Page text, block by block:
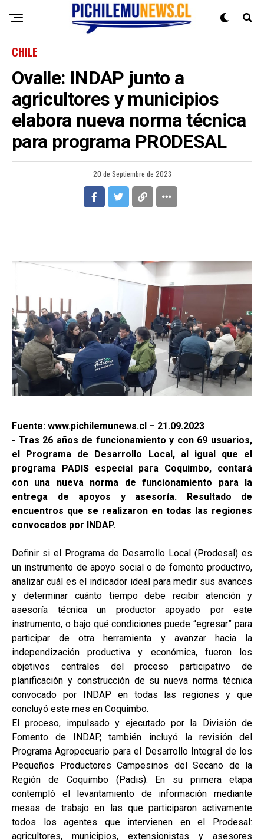
CHILE
Ovalle: INDAP junto a
agricultores y municipios
elabora nueva norma técnica
para programa PRODESAL
20 de Septiembre de 2023
Fuente: www.pichilemunews.cl – 21.09.2023
- Tras 26 años de funcionamiento y con 69 usuarios,
el Programa de Desarrollo Local, al igual que el
programa PADIS especial para Coquimbo, contará
con una nueva norma de funcionamiento para la
entrega de apoyos y asesoría. Resultado de
encuentros que se realizaron en todas las regiones
convocados por INDAP.
Definir si el Programa de Desarrollo Local (Prodesal) es
un instrumento de apoyo social o de fomento productivo,
analizar cuál es el indicador ideal para medir sus avances
y determinar cuánto tiempo debe recibir atención y
asesoría técnica un productor apoyado por este
instrumento, o bajo qué condiciones puede “egresar” para
participar de otra herramienta y avanzar hacia la
independización productiva y económica, fueron los
objetivos centrales del proceso participativo de
planificación y construcción de su nueva norma técnica
convocado por INDAP en todas las regiones y que
concluyó este mes en Coquimbo.
El proceso, impulsado y ejecutado por la División de
Fomento de INDAP, también incluyó la revisión del
Programa Agropecuario para el Desarrollo Integral de los
Pequeños Productores Campesinos del Secano de la
Región de Coquimbo (Padis). En su primera etapa
contempló el levantamiento de información mediante
mesas de trabajo en las que participaron activamente
todos los agentes que intervienen en el Prodesal:
agricultores, municipios, extensionistas y asesores